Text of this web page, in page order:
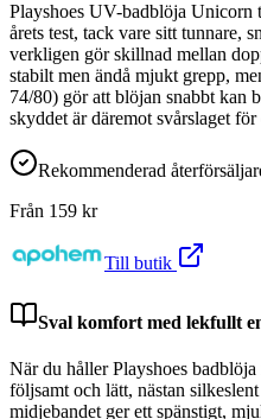
Playshoes UV-badblöja Unicorn
årets test, tack vare sitt tunnare,
verkligen gör skillnad mellan
stabilt men ändå mjukt grepp,
74/80) gör att blöjan snabbt kan
skyddet är däremot svårslaget för
Rekommenderad
Från 159 kr
Till butik
Sval komfort med lekfullt
När du håller Playshoes
följsamt och lätt, nästan
midjebandet ger ett spänstigt,